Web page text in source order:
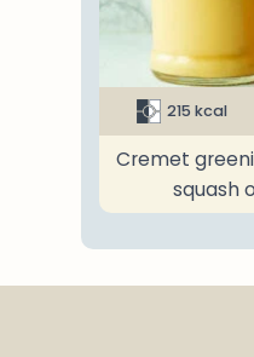
215 kcal
Cremet
squash